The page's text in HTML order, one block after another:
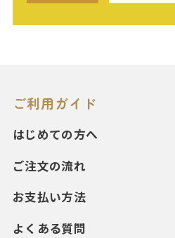
ご利用ガイド
はじめての方へ
ご注文の流れ
お支払い方法
よくある質問